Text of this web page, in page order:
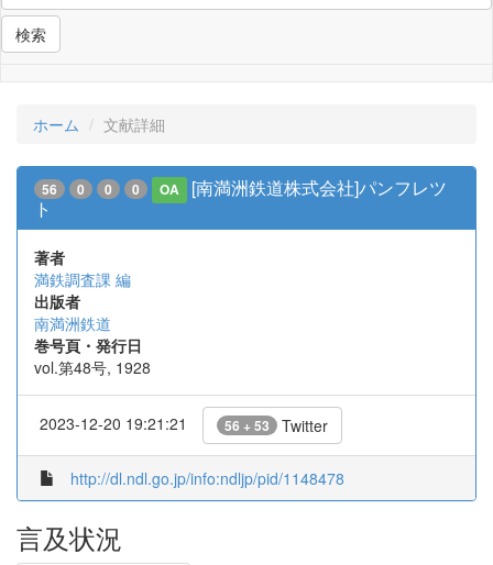
検索
ホーム 文献詳細
56 0 0 0 OA
[南満洲鉄道株式会社]パンフレツ
ト
著者
満鉄調査課 編
出版者
南満洲鉄道
巻号頁・発行日
vol.第48号, 1928
2023-12-20 19:21:21 56 + 53 Twitter
http://dl.ndl.go.jp/info:ndljp/pid/1148478
言及状況